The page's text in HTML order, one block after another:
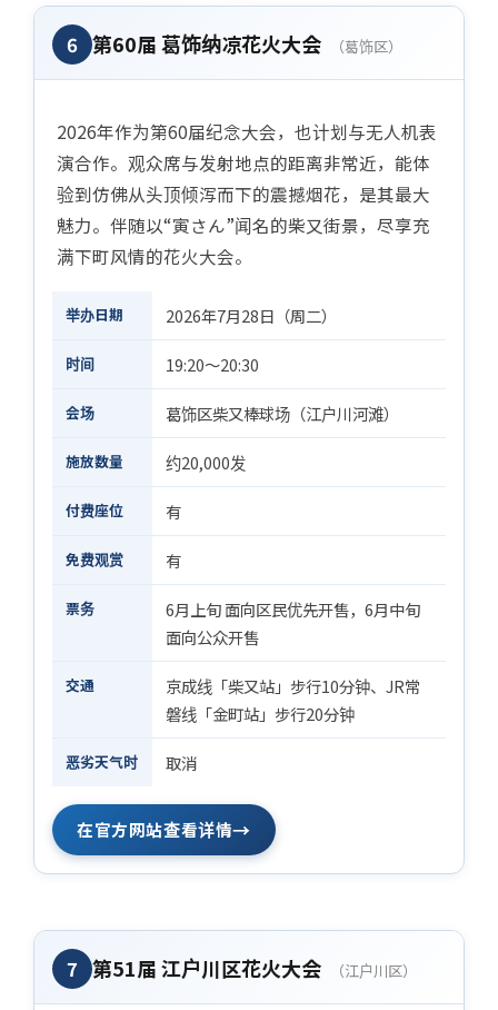
6 第60届 葛饰纳凉花火大会 （葛饰区）
2026年作为第60届纪念大会，也计划与无人机表
演合作。观众席与发射地点的距离非常近，能体
验到仿佛从头顶倾泻而下的震撼烟花，是其最大
魅力。伴随以“寅さん”闻名的柴又街景，尽享充
满下町风情的花火大会。
举办日期 2026年7月28日（周二）
时间 19:20〜20:30
会场 葛饰区柴又棒球场（江户川河滩）
施放数量 约20,000发
付费座位 有
免费观赏 有
票务
6月上旬 面向区民优先开售，6月中旬
面向公众开售
交通
京成线「柴又站」步行10分钟、JR常
磐线「金町站」步行20分钟
恶劣天气时 取消
在官方网站查看详情→
7 第51届 江户川区花火大会 （江户川区）